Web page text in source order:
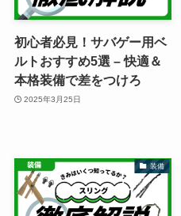
初心者必見！サバゲー用ベ
ルトおすすめ5選 – 快適＆
本格装備で差をつけろ
2025年3月25日
装備